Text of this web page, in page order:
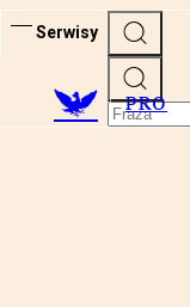
Serwisy
PRO